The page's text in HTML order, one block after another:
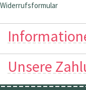
Widerrufsformular
Unsere